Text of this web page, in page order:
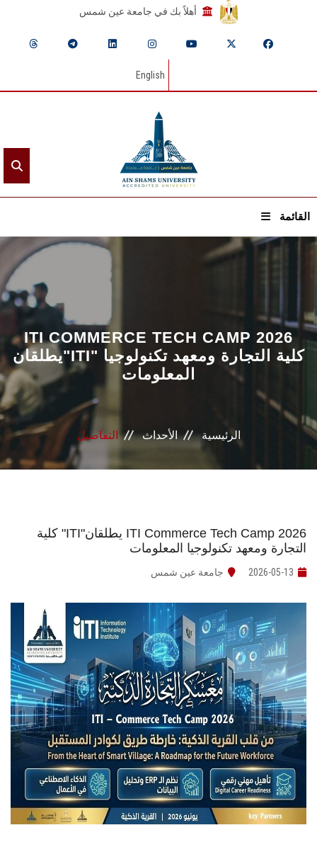
أهلاً بك في جامعة عين شمس
English
القائمة
الرئيسيـة
عن الجامعة
القطاعـات
الشئون الأكاديمية
البحث العلمي
الرعاية الصحية
الأنظمة الذكية
تواصل معنا
الطلاب
هيئة التدريس
الدراسات العليا
الخريجين
الموظفون
ITI COMMERCE TECH CAMP 2026
يطلقان"ITI" كلية التجارة ومعهد تكنولوجيا
المعلومات
الرئيسية الأحداث التفاصيل
ITI Commerce Tech Camp 2026 يطلقان"ITI" كلية
التجارة ومعهد تكنولوجيا المعلومات
2026-05-13 جامعة عين شمس